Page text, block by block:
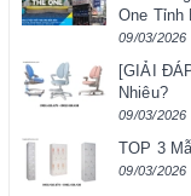
One Tỉnh
09/03/2026
[GIẢI
Nhiêu?
09/03/2026
TOP 3
09/03/2026